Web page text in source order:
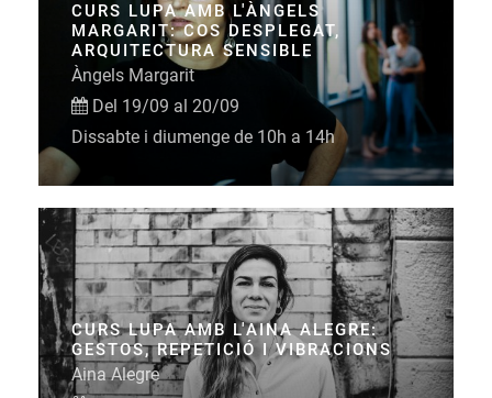
CURS LUPA AMB L'ÀNGELS
MARGARIT: COS DESPLEGAT,
ARQUITECTURA SENSIBLE
Àngels Margarit
Del 19/09 al 20/09
Dissabte i diumenge de 10h a 14h
CURS LUPA AMB L'AINA ALEGRE:
GESTOS, REPETICIÓ I VIBRACIONS
Aina Alegre